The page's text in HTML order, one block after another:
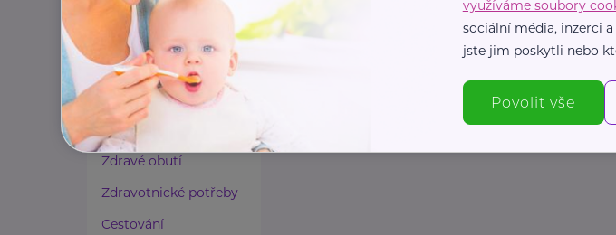
Zaměstnávání osob ze
zdravotním
postižením
Lázeňství a wellness
Zdravé spaní a sezení
Zdravé obutí
Zdravotnické potřeby
Cestování
využíváme soubory
sociální média, inzerci
jste jim poskytli nebo
Povolit vše